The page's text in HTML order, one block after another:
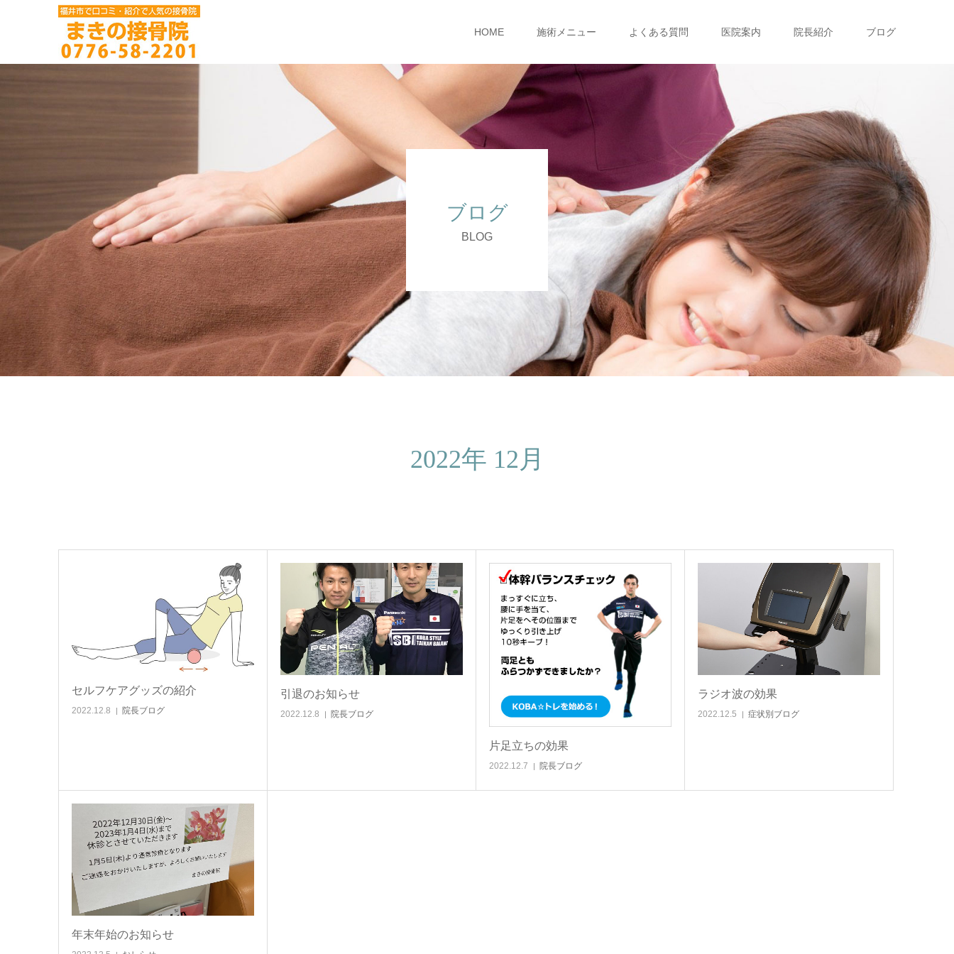
HOME 施術メニュー よくある質問 医院案内 院長紹介 ブログ
ブログ
BLOG
2022年 12月
セルフケアグッズの紹介
2022.12.8 院長ブログ
引退のお知らせ
2022.12.8 院長ブログ
片足立ちの効果
2022.12.7 院長ブログ
ラジオ波の効果
2022.12.5 症状別ブログ
年末年始のお知らせ